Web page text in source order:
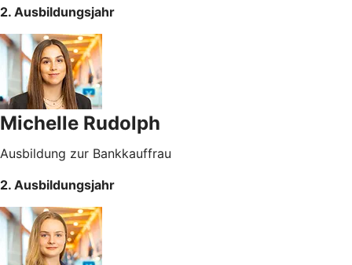
2. Ausbildungsjahr
Michelle Rudolph
Ausbildung zur Bankkauffrau
2. Ausbildungsjahr